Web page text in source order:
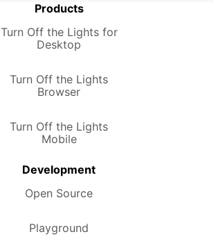
Products
Turn Off the Lights for
Desktop
Turn Off the Lights
Browser
Turn Off the Lights
Mobile
Development
Open Source
Playground